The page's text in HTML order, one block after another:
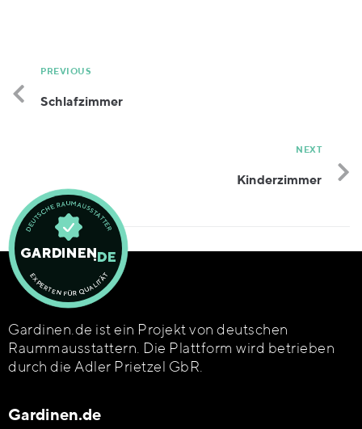
PREVIOUS
Schlafzimmer
NEXT
Kinderzimmer
Gardinen.de ist ein Projekt von deutschen
Raummausstattern. Die Plattform wird betrieben
durch die Adler Prietzel GbR.
Gardinen.de